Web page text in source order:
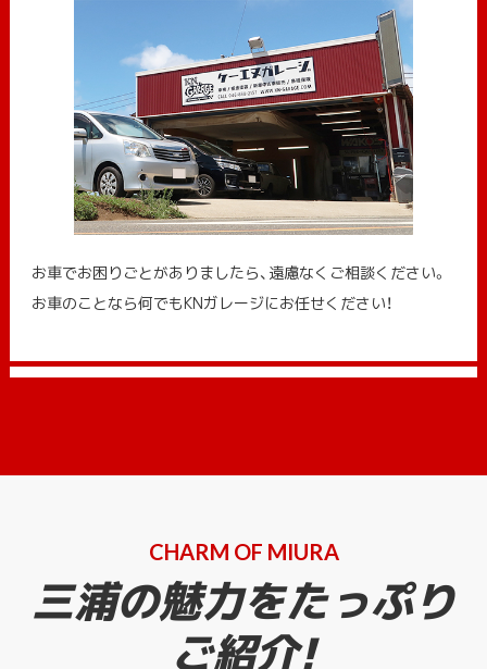
お車でお困りごとがありましたら、遠慮なくご相談ください。
お車のことなら何でもKNガレージにお任せください！
CHARM OF MIURA
三浦の魅力をたっぷり
ご紹介!